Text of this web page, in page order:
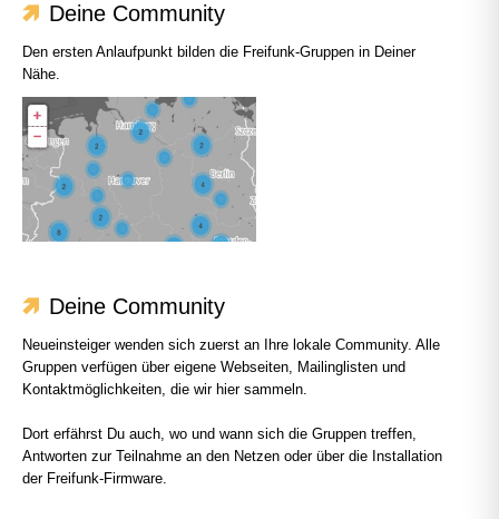
Deine Community
Den ersten Anlaufpunkt bilden die Freifunk-Gruppen in Deiner
Nähe.
Deine Community
Neueinsteiger wenden sich zuerst an Ihre lokale Community. Alle
Gruppen verfügen über eigene Webseiten, Mailinglisten und
Kontaktmöglichkeiten, die wir hier sammeln.
Dort erfährst Du auch, wo und wann sich die Gruppen treffen,
Antworten zur Teilnahme an den Netzen oder über die Installation
der Freifunk-Firmware.